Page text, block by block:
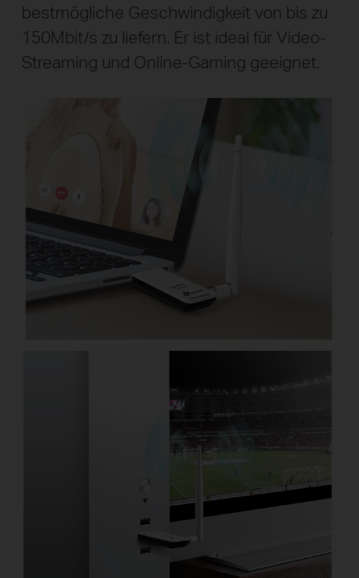
bestmögliche Geschwindigkeit von bis zu
150Mbit/s zu liefern. Er ist ideal für Video-
Streaming und Online-Gaming geeignet.